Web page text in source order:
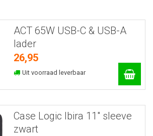
ACT 65W USB-C & USB-A
lader
26,95
Uit voorraad leverbaar
Case Logic Ibira 11" sleeve
zwart